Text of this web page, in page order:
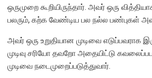
ஒருமுறை கூறியிருந்தார். அவர் ஒரு
பலரும், கற்க வேண்டிய பல நல்ல பண்புகள்
அவர் ஒரு உறுதியான முடிவை எடுப்பவராக
முடிவு சரியோ தவறோ அதையிட்டு
முடிவை நடைமுறைப்படுத்துவார்.